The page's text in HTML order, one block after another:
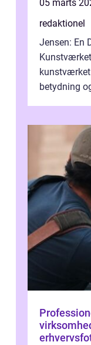
05 marts
redaktionel
Jensen: En
kunstværket
betydning